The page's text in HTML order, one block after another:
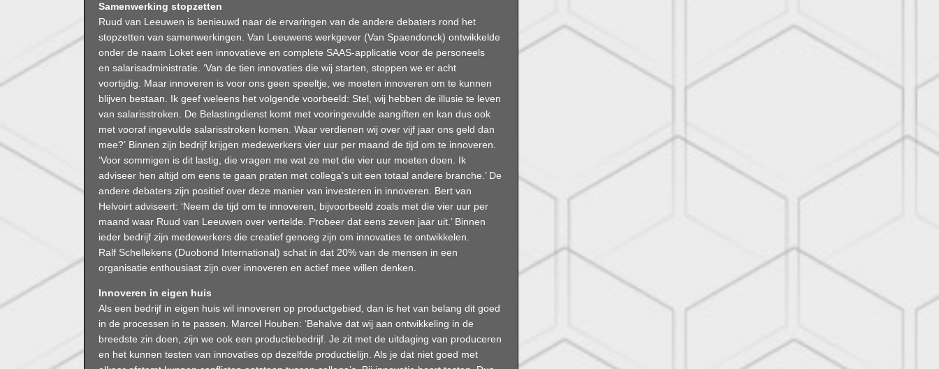
Samenwerking stopzetten
Ruud van Leeuwen is benieuwd naar de ervaringen van de andere debaters rond het
stopzetten van samenwerkingen. Van Leeuwens werkgever (Van Spaendonck) ontwikkelde
onder de naam Loket een innovatieve en complete SAAS-applicatie voor de personeels
en salarisadministratie. ‘Van de tien innovaties die wij starten, stoppen we er acht
voortijdig. Maar innoveren is voor ons geen speeltje, we moeten innoveren om te kunnen
blijven bestaan. Ik geef weleens het volgende voorbeeld: Stel, wij hebben de illusie te leven
van salarisstroken. De Belastingdienst komt met vooringevulde aangiften en kan dus ook
met vooraf ingevulde salarisstroken komen. Waar verdienen wij over vijf jaar ons geld dan
mee?’ Binnen zijn bedrijf krijgen medewerkers vier uur per maand de tijd om te innoveren.
‘Voor sommigen is dit lastig, die vragen me wat ze met die vier uur moeten doen. Ik
adviseer hen altijd om eens te gaan praten met collega’s uit een totaal andere branche.’ De
andere debaters zijn positief over deze manier van investeren in innoveren. Bert van
Helvoirt adviseert: ‘Neem de tijd om te innoveren, bijvoorbeeld zoals met die vier uur per
maand waar Ruud van Leeuwen over vertelde. Probeer dat eens zeven jaar uit.’ Binnen
ieder bedrijf zijn medewerkers die creatief genoeg zijn om innovaties te ontwikkelen.
Ralf Schellekens (Duobond International) schat in dat 20% van de mensen in een
organisatie enthousiast zijn over innoveren en actief mee willen denken.
Innoveren in eigen huis
Als een bedrijf in eigen huis wil innoveren op productgebied, dan is het van belang dit goed
in de processen in te passen. Marcel Houben: ‘Behalve dat wij aan ontwikkeling in de
breedste zin doen, zijn we ook een productiebedrijf. Je zit met de uitdaging van produceren
en het kunnen testen van innovaties op dezelfde productielijn. Als je dat niet goed met